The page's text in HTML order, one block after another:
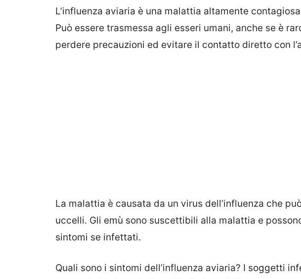
L’influenza aviaria è una malattia altamente
Può essere trasmessa agli esseri umani, anche se è
perdere precauzioni ed evitare il contatto diretto con
La malattia è causata da un virus dell’influenza che
uccelli. Gli emù sono suscettibili alla malattia e
sintomi se infettati.
Quali sono i sintomi dell’influenza aviaria? I soggetti